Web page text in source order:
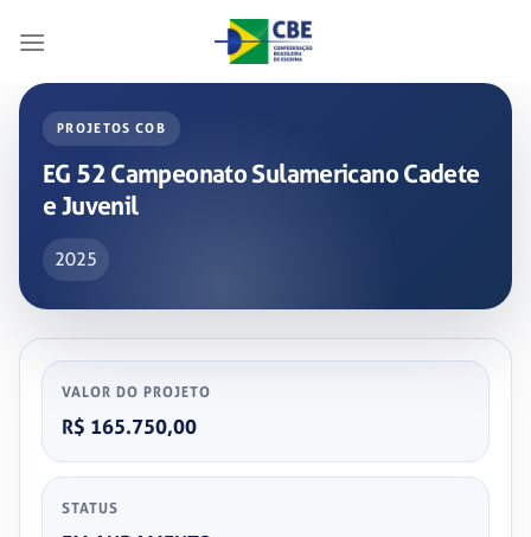
PROJETOS COB
EG 52 Campeonato Sulamericano Cadete
e Juvenil
2025
VALOR DO PROJETO
R$ 165.750,00
STATUS